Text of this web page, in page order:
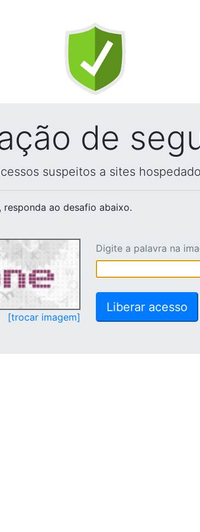
de
suspeitos a sites
, responda ao desafio abaixo.
[trocar imagem]
Digite a palavra na